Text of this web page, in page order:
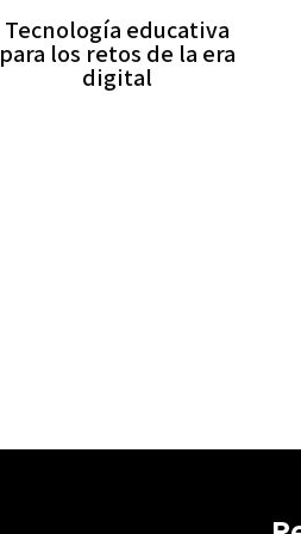
Tecnología educativa
para los retos de la era
digital